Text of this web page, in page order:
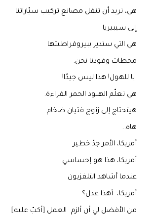
هي، تريد أن تنقل مصانع تركيب سيّاراتنا
إلى سيبيريا
هي التي ستدير ببيروقراطيتها
محطات وقودنا نحن.
يا للهول! هذا ليس جيدًا!
هي تعلّم الهنود الحمر القراءة.
هيتحتاج إلى زنوج فتيان ضخام
هاه..
أمريكا، الأمر جدّ خطير
أمريكا، هذا هو إحساسي
عندما أشاهد التلفزيون
أمريكا، أهذا عدل؟
من الأفضل لي أن ألزم العمل [أكبّ عليه]